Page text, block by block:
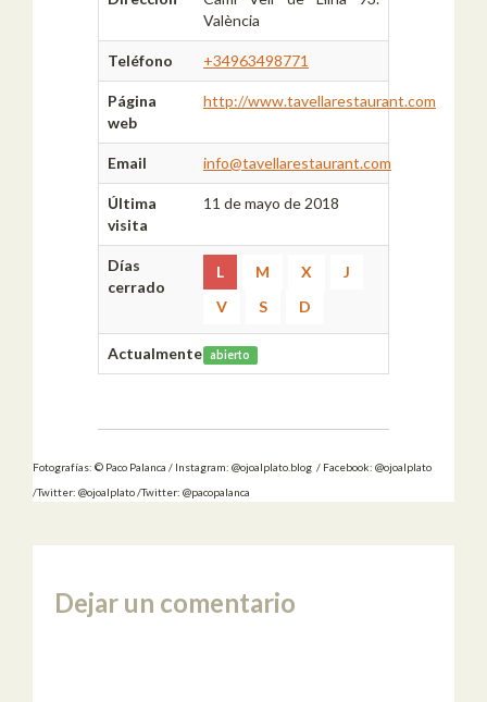
València
Teléfono +34963498771
Página
web
http://www.tavellarestaurant.com
Email info@tavellarestaurant.com
Última
visita
11 de mayo de 2018
Días
cerrado
L M X
J
V
S D
Actualmente abierto
Fotografías: © Paco Palanca / Instagram: @ojoalplato.blog / Facebook: @ojoalplato
/Twitter: @ojoalplato /Twitter: @pacopalanca
Dejar un comentario